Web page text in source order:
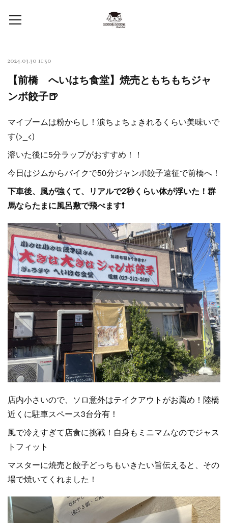
2024.03.30 11:50
【前橋 へいはち食堂】焼売ともちもちジャ
ンボ餃子🍺
マイブームは粉からし！涙ちょちょきれるくらい美味いで
す(>_<)
溶いた後に5分ラップがおすすめ！！
今日はジムからバイクで50分ジャンボ餃子遠征で前橋へ！
下車後、風が強くて、リアルで2秒くらい体が浮いた！群
馬ならたまに風呂敷で飛べます❗
店内小さいので、ソロ意外はテイクアウトがお薦め！陸橋
近くに駐車スペース3台分有！
風で冷えすぎて店食に挑戦！自身もミニマムなのでジャス
トフィット
マスターに焼売と餃子どっちもいきたい旨伝えると、その
場で焼いてくれました！